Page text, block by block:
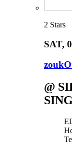
2 Stars
SAT,
@